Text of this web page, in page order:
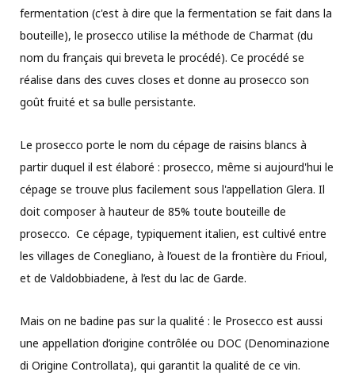
fermentation (c'est à dire que la fermentation se fait dans la
bouteille), le prosecco utilise la méthode de Charmat (du
nom du français qui breveta le procédé). Ce procédé se
réalise dans des cuves closes et donne au prosecco son
goût fruité et sa bulle persistante.
Le prosecco porte le nom du cépage de raisins blancs à
partir duquel il est élaboré : prosecco, même si aujourd'hui le
cépage se trouve plus facilement sous l'appellation Glera. Il
doit composer à hauteur de 85% toute bouteille de
prosecco. Ce cépage, typiquement italien, est cultivé entre
les villages de Conegliano, à l’ouest de la frontière du Frioul,
et de Valdobbiadene, à l’est du lac de Garde.
Mais on ne badine pas sur la qualité : le Prosecco est aussi
une appellation d’origine contrôlée ou DOC (Denominazione
di Origine Controllata), qui garantit la qualité de ce vin.